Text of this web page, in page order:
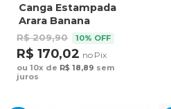
Canga Estampada
Arara Banana
Bordado Barrado
R$ 209,90 10% OFF
R$ 170,02 no Pix
ou 10x de R$ 18,89 sem
juros